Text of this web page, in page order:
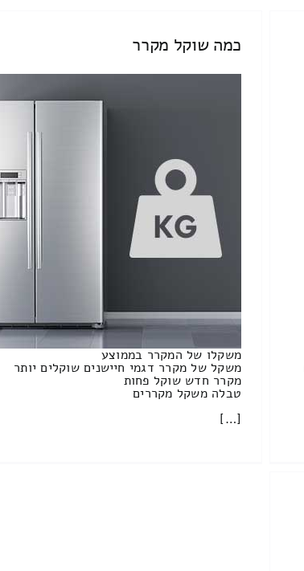
כמה שוקל מקרר
משקלו של המקרר בממוצע
משקל של מקרר דגמי חיישנים שוקלים יותר
מקרר חדש שוקל פחות
טבלה משקל מקררים
[…]